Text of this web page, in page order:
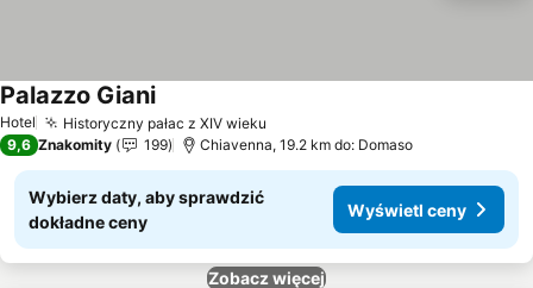
Hotel Historyczny pałac z XIV wieku
Palazzo GianiWyświetl ceny
9,6 Znakomity 199 Chiavenna, 19.2 km do: Domaso
Wybierz daty, aby sprawdzić
dokładne ceny
Wyświetl ceny
Zobacz więcej